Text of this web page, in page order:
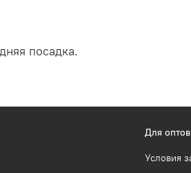
посадка.
Для
Условия